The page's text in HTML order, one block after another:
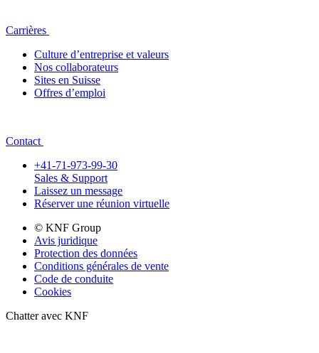
Carrières
Culture d’entreprise et valeurs
Nos collaborateurs
Sites en Suisse
Offres d’emploi
Contact
+41-71-973-99-30
Sales & Support
Laissez un message
Réserver une réunion virtuelle
© KNF Group
Avis juridique
Protection des données
Conditions générales de vente
Code de conduite
Cookies
Chatter avec KNF